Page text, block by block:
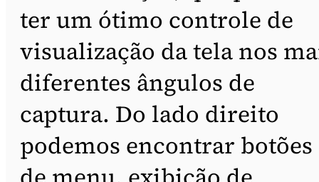
ter um ótimo controle de
visualização da tela nos
diferentes ângulos de
captura. Do lado direito
podemos encontrar botões